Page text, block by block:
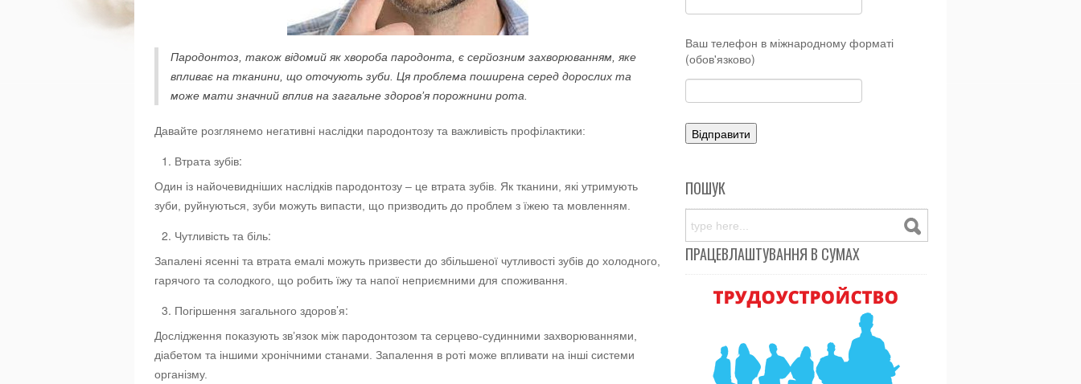
Пародонтоз, також відомий як хвороба пародонта, є серйозним захворюванням, яке
впливає на тканини, що оточують зуби. Ця проблема поширена серед дорослих та
може мати значний вплив на загальне здоров’я порожнини рота.
Давайте розглянемо негативні наслідки пародонтозу та важливість профілактики:
Втрата зубів:
Один із найочевидніших наслідків пародонтозу – це втрата зубів. Як тканини, які утримують
зуби, руйнуються, зуби можуть випасти, що призводить до проблем з їжею та мовленням.
Чутливість та біль:
Запалені ясенні та втрата емалі можуть призвести до збільшеної чутливості зубів до холодного,
гарячого та солодкого, що робить їжу та напої неприємними для споживання.
Погіршення загального здоров’я:
Дослідження показують зв’язок між пародонтозом та серцево-судинними захворюваннями,
діабетом та іншими хронічними станами. Запалення в роті може впливати на інші системи
організму.
Ваш телефон в міжнародному форматі
(обов'язково)
ПОШУК
ПРАЦЕВЛАШТУВАННЯ В СУМАХ